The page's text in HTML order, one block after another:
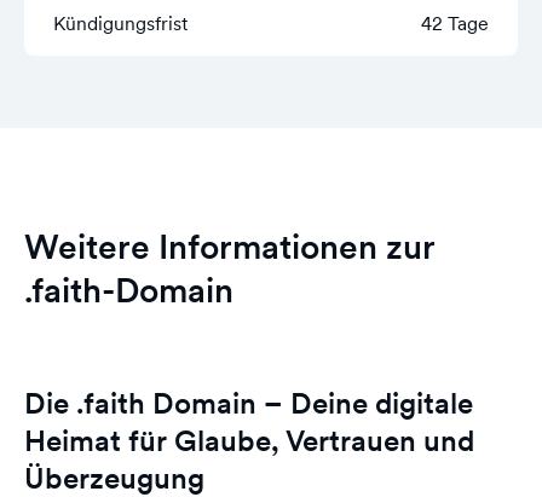
Kündigungsfrist 42 Tage
Weitere Informationen zur
.faith-Domain
Die .faith Domain – Deine digitale
Heimat für Glaube, Vertrauen und
Überzeugung